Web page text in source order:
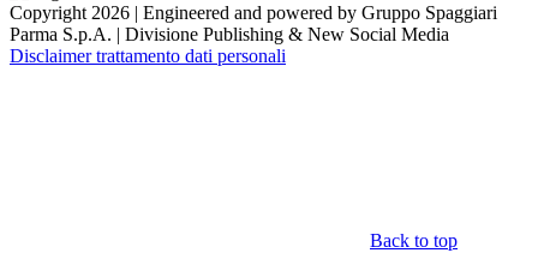
Copyright 2026 | Engineered and powered by Gruppo Spaggiari
Parma S.p.A. | Divisione Publishing & New Social Media
Disclaimer trattamento dati personali
Back to top